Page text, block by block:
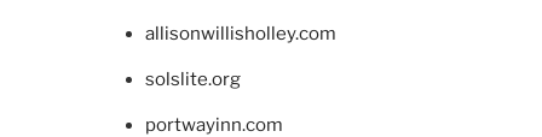
allisonwillisholley.com
solslite.org
portwayinn.com